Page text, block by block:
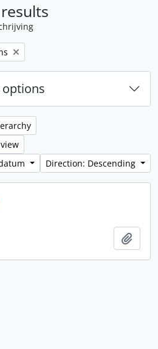
options
Direction: Descending